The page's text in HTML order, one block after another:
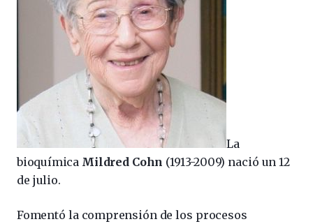
La
bioquímica Mildred Cohn (1913-2009) nació un 12
de julio.
Fomentó la comprensión de los procesos